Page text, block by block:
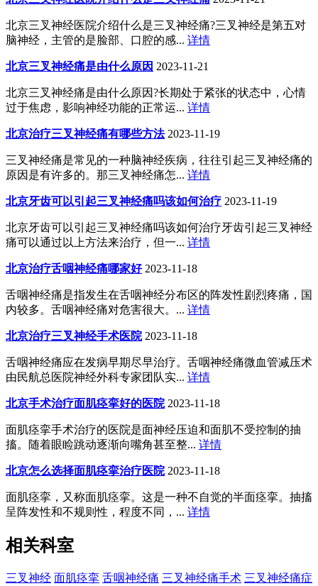
北京三叉神经医院介绍什么是三叉神经痛?三叉神经是第五对
脑神经，主管的是脸部、口腔的感... 详情
北京三叉神经痛是由什么原因 2023-11-21
北京三叉神经痛是由什么原因?长期处于紧张的状态中，心情
过于焦虑，影响神经功能的正常运... 详情
北京治疗三叉神经痛有哪些方法 2023-11-19
三叉神经痛是常见的一种脑神经疾病，往往引起三叉神经痛的
原因是有许多的。那三叉神经痛怎... 详情
北京牙齿可以引起三叉神经痛吗该如何治疗 2023-11-19
北京牙齿可以引起三叉神经痛吗该如何治疗牙齿引起三叉神经
痛可以通过以上方法来治疗，但一... 详情
北京治疗舌咽神经痛哪家好 2023-11-18
舌咽神经痛是指发生在舌咽神经分布区的阵发性剧烈疼痛，国
内较多。舌咽神经痛对危害很大。... 详情
北京治疗三叉神经手术医院 2023-11-18
舌咽神经痛应在发病早期尽早治疗。舌咽神经痛微血管减压术
由民航总医院神经外科专家团队实... 详情
北京手术治疗面肌痉挛好的医院 2023-11-18
面肌痉挛手术治疗的医院是面神经压迫和面肌不受控制的抽
搐。随着眼睑跳动逐渐向嘴角甚至整... 详情
北京怎么选择面肌痉挛治疗医院 2023-11-18
面肌痉挛，又称面肌痉挛。这是一种不自觉的半面痉挛。抽搐
呈阵发性和不规则性，程度不同，... 详情
相关科室
三叉神经 面肌痉挛 舌咽神经痛 三叉神经痛手术 三叉神经痛症